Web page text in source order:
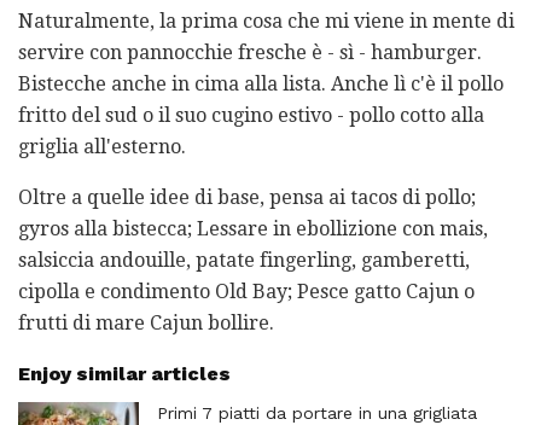
Naturalmente, la prima cosa che mi viene in mente di
servire con pannocchie fresche è - sì - hamburger.
Bistecche anche in cima alla lista. Anche lì c'è il pollo
fritto del sud o il suo cugino estivo - pollo cotto alla
griglia all'esterno.
Oltre a quelle idee di base, pensa ai tacos di pollo;
gyros alla bistecca; Lessare in ebollizione con mais,
salsiccia andouille, patate fingerling, gamberetti,
cipolla e condimento Old Bay; Pesce gatto Cajun o
frutti di mare Cajun bollire.
Enjoy similar articles
Primi 7 piatti da portare in una grigliata